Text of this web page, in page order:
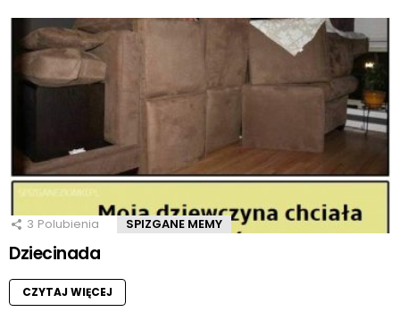
3 Polubienia SPIZGANE MEMY
Dziecinada
CZYTAJ WIĘCEJ